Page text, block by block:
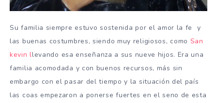
Su familia siempre estuvo sostenida por el amor la fe y
las buenas costumbres, siendo muy religiosos, como San
kevin llevando esa enseñanza a sus nueve hijos. Era una
familia acomodada y con buenos recursos, más sin
embargo con el pasar del tiempo y la situación del país
las coas empezaron a ponerse fuertes en el seno de esta